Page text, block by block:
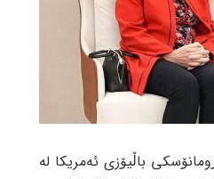
باڵیۆزی ئەمریکا لە